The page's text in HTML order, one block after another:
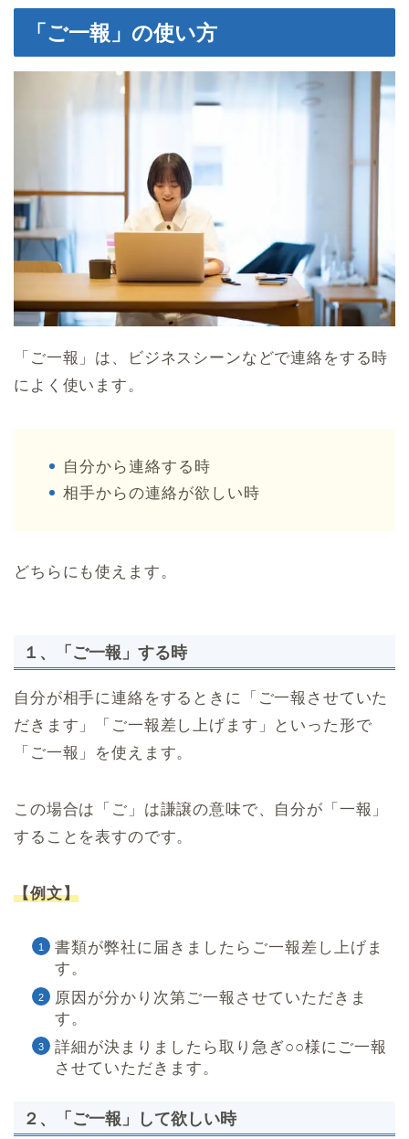
「ご一報」の使い方
「ご一報」は、ビジネスシーンなどで連絡をする時
によく使います。
自分から連絡する時
相手からの連絡が欲しい時
どちらにも使えます。
１、「ご一報」する時
自分が相手に連絡をするときに「ご一報させていた
だきます」「ご一報差し上げます」といった形で
「ご一報」を使えます。
この場合は「ご」は謙譲の意味で、自分が「一報」
することを表すのです。
【例文】
書類が弊社に届きましたらご一報差し上げま
す。
原因が分かり次第ご一報させていただきま
す。
詳細が決まりましたら取り急ぎ○○様にご一報
させていただきます。
２、「ご一報」して欲しい時